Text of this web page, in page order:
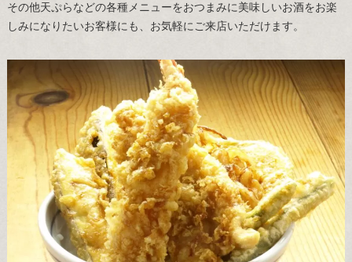
その他天ぷらなどの各種メニューをおつまみに美味しいお酒をお楽
しみになりたいお客様にも、お気軽にご来店いただけます。